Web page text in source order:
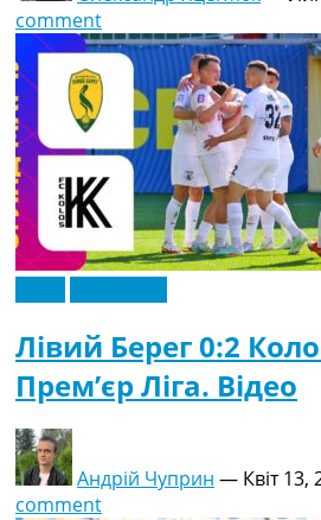
comment
Лівий Берег 0:2
Прем’єр Ліга. Відео
Андрій Чуприн — Квіт 13,
comment